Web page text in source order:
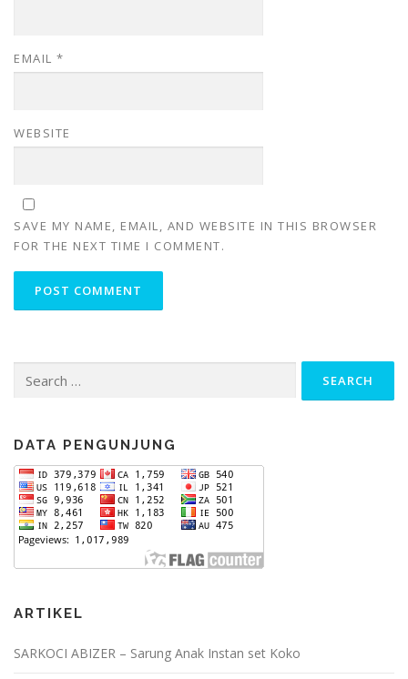
EMAIL *
WEBSITE
SAVE MY NAME, EMAIL, AND WEBSITE IN THIS BROWSER
FOR THE NEXT TIME I COMMENT.
for:
DATA PENGUNJUNG
ARTIKEL
SARKOCI ABIZER – Sarung Anak Instan set Koko